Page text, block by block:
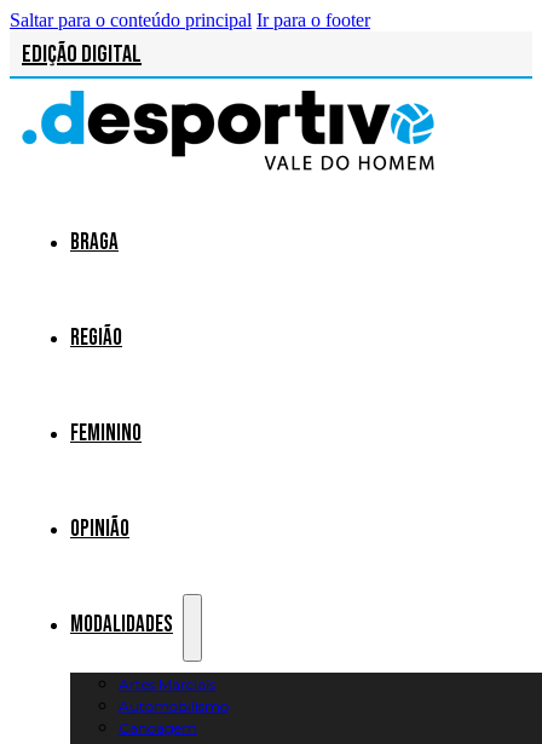
Saltar para o conteúdo principal Ir para o footer
Edição Digital
Braga
Região
Feminino
Opinião
Modalidades
Artes Marciais
Automobilismo
Canoagem